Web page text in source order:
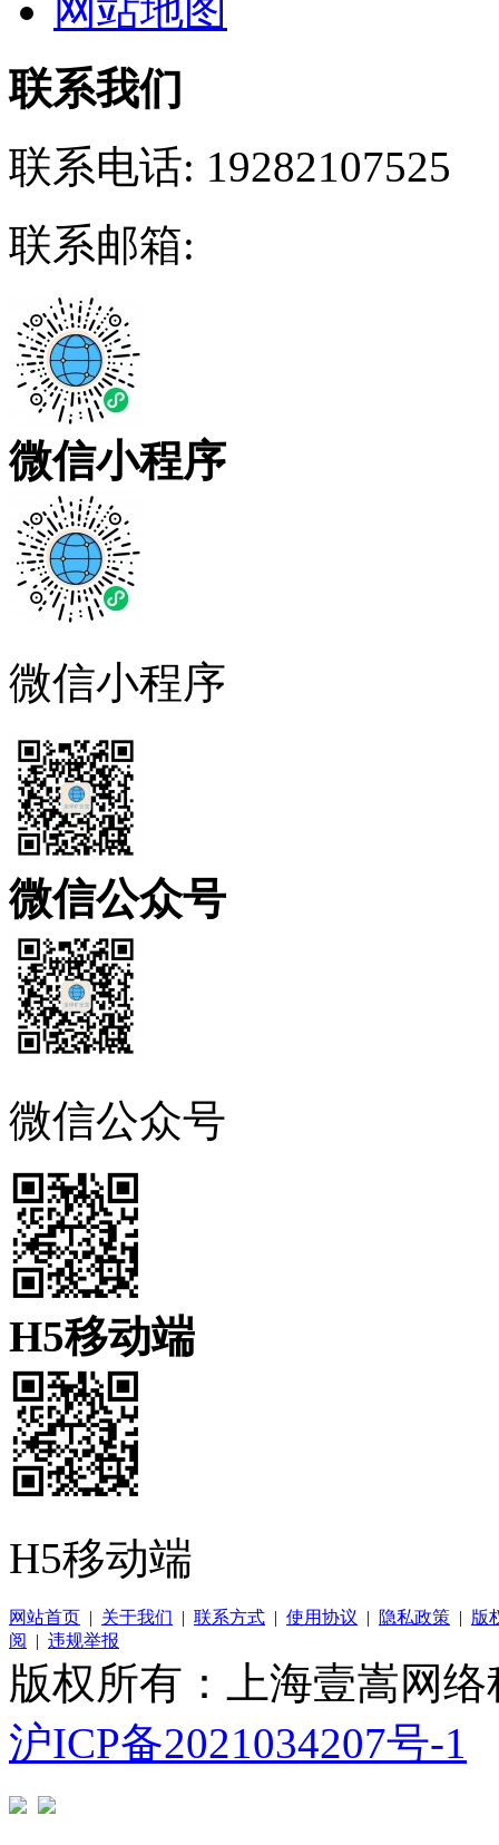
网站地图
联系我们
联系电话: 19282107525
联系邮箱:
微信小程序
微信小程序
微信公众号
微信公众号
H5移动端
H5移动端
网站首页 | 关于我们 | 联系方式 | 使用协议 | 隐私政策 | 版
阅
| 违规举报
版权所有：上海壹嵩网
沪ICP备2021034207号-1